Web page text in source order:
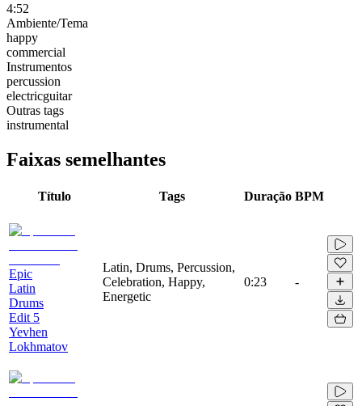
4:52
Ambiente/Tema
happy
commercial
Instrumentos
percussion
electricguitar
Outras tags
instrumental
Faixas semelhantes
Título Tags Duração BPM
Epic
Latin
Drums
Edit 5
Yevhen
Lokhmatov
Latin, Drums, Percussion,
Celebration, Happy,
Energetic
0:23 -